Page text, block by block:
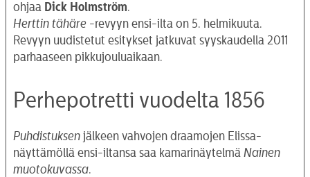
ohjaa Dick Holmström.
Herttin tähäre -revyyn ensi-ilta on 5. helmikuuta.
Revyyn uudistetut esitykset jatkuvat syyskaudella 2011
parhaaseen pikkujouluaikaan.
Perhepotretti vuodelta 1856
Puhdistuksen jälkeen vahvojen draamojen Elissa-
näyttämöllä ensi-iltansa saa kamarinäytelmä Nainen
muotokuvassa.